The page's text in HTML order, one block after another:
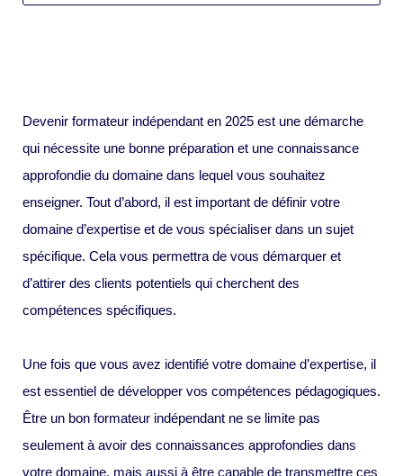
Devenir formateur indépendant en 2025 est une démarche
qui nécessite une bonne préparation et une connaissance
approfondie du domaine dans lequel vous souhaitez
enseigner. Tout d’abord, il est important de définir votre
domaine d’expertise et de vous spécialiser dans un sujet
spécifique. Cela vous permettra de vous démarquer et
d’attirer des clients potentiels qui cherchent des
compétences spécifiques.
Une fois que vous avez identifié votre domaine d’expertise, il
est essentiel de développer vos compétences pédagogiques.
Être un bon formateur indépendant ne se limite pas
seulement à avoir des connaissances approfondies dans
votre domaine, mais aussi à être capable de transmettre ces